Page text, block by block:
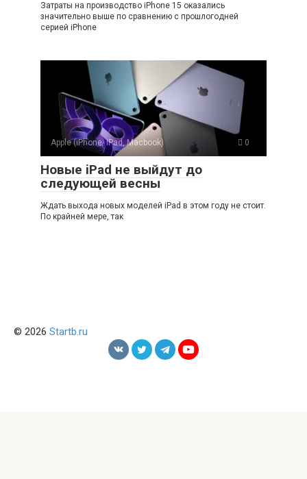
Затраты на производство iPhone 15 оказались
значительно выше по сравнению с прошлогодней
серией iPhone
Apple (iPhone, iPad, Macbook) 0
Новые iPad не выйдут до
следующей весны
Ждать выхода новых моделей iPad в этом году не стоит.
По крайней мере, так
© 2026 Startb.ru